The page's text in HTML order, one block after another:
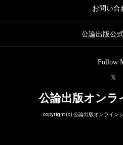
お問い合
公論出版公
Follow
公論出版オンラ
copyright (c) 公論出版オンライン